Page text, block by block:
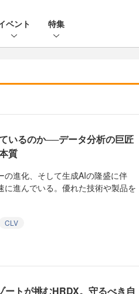
ベント 特集
いるのか──データ分析の巨匠
質
進化、そして生成AIの隆盛に伴
進んでいる。優れた技術や製品を
CLV
トが挑むHRDX。守るべき自